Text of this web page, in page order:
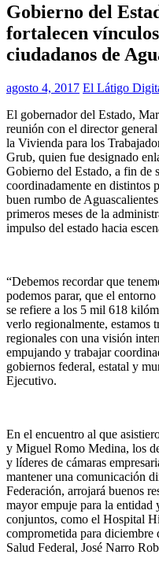
Gobierno del
fortalecen
ciudadanos de
agosto 4, 2017 El Látigo
El gobernador del Estado,
reunión con el director
la Vivienda para los
Grub, quien fue designado
Gobierno del Estado, a fin de
coordinadamente en distintos
buen rumbo de
primeros meses de la
impulso del estado hacia
“Debemos recordar que
podemos parar, que el
se refiere a los 5 mil 618
verlo regionalmente, estamos
regionales con una visión
empujando y trabajar
gobiernos federal, estatal y
Ejecutivo.
En el encuentro al que
y Miguel Romo Medina, los
y líderes de cámaras
mantener una comunicación
Federación, arrojará buenos
mayor empuje para la entidad
conjuntos, como el Hospital
comprometida para diciembre
Salud Federal, José Narro